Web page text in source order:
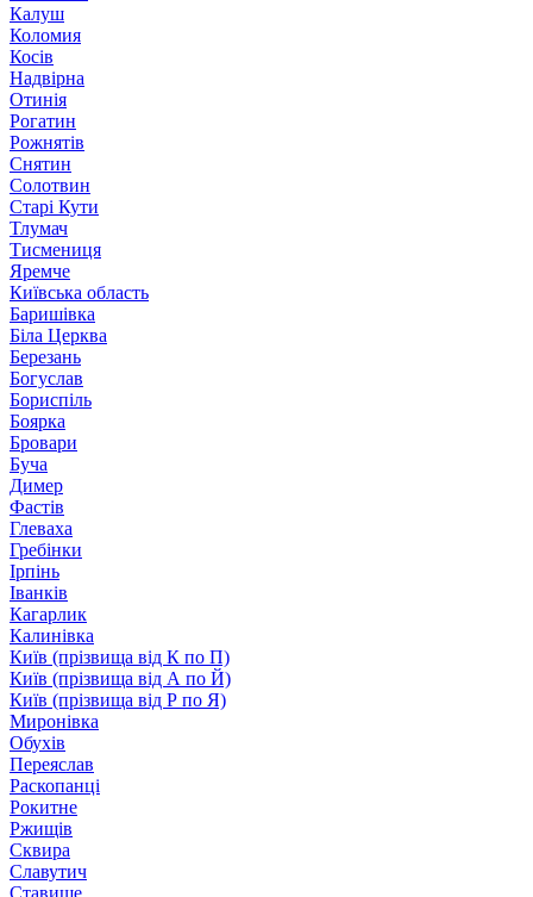
Калуш
Коломия
Косів
Надвірна
Отинія
Рогатин
Рожнятів
Снятин
Солотвин
Старі Кути
Тлумач
Тисмениця
Яремче
Київська область
Баришівка
Біла Церква
Березань
Богуслав
Бориспіль
Боярка
Бровари
Буча
Димер
Фастів
Глеваха
Гребінки
Ірпінь
Іванків
Кагарлик
Калинівка
Київ (прізвища від К по П)
Київ (прізвища від А по Й)
Київ (прізвища від Р по Я)
Миронівка
Обухів
Переяслав
Раскопанці
Рокитне
Ржищів
Сквира
Славутич
Ставище